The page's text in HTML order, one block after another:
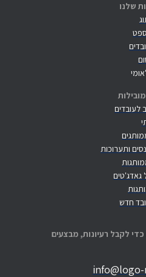
שלנו
לעובדים
ותערוכות
חדש
כדי לקבל רעיונות, מבצעים